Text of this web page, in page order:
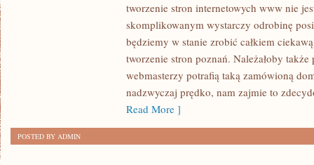
ZAZWYCZAJ
WYSTĘPUJĄCYCH
DOTYKAJĄCYCH
NASTOLETNIM
tworzenie stron internetowych www nie
skomplikowanym wystarczy odrobinę
będziemy w stanie zrobić całkiem
tworzenie stron poznań. Należałoby
webmasterzy potrafią taką zamówioną
nadzwyczaj prędko, nam zajmie to
Read More ]
POSTED BY ADMIN